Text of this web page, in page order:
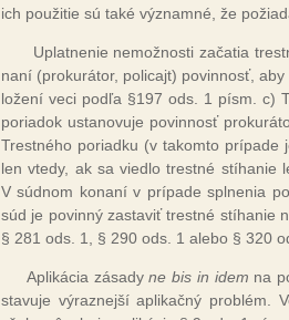
ich pou­ži­tie sú ta­ké vý­znam­né, že
Up­lat­ne­nie ne­mož­nos­ti za­ča­tia
na­ní (pro­ku­rá­tor, po­li­cajt) po­vin­nosť,
lo­že­ní ve­ci pod­ľa §197 ods. 1 písm. c)
po­ria­dok us­ta­no­vu­je po­vin­nosť
Tres­tné­ho po­riad­ku (v ta­kom­to prí­pa­de
len vte­dy, ak sa vie­dlo tres­tné stí­ha­nie
V súd­nom ko­na­ní v prí­pa­de spl­ne­nia
súd je po­vin­ný za­sta­viť tres­tné stí­ha­nie
§ 281 ods. 1, § 290 ods. 1 ale­bo § 320
Ap­li­ká­cia zá­sa­dyne bis in idem na
sta­vu­je vý­raz­nej­ší ap­li­kač­ný prob­lém.